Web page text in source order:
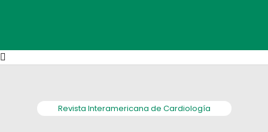
Revista Interamericana de Cardiología